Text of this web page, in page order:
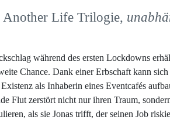
Life Trilogie,
während des ersten Lockdowns
Chance. Dank einer Erbschaft kann
als Inhaberin eines Eventcafés
Flut zerstört nicht nur ihren Traum,
als sie Jonas trifft, der seinen Job